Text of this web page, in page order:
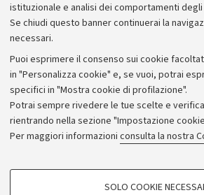
istituzionale e analisi dei comportamenti
Se chiudi questo banner continuerai la
necessari.
Puoi esprimere il consenso sui cookie
in "Personalizza cookie" e, se vuoi, potrai
specifici in "Mostra cookie di profilazione".
Potrai sempre rivedere le tue scelte e
rientrando nella sezione "Impostazione
Per maggiori informazioni consulta la nostra
COOKIE DI PROFILAZIONE -
SOLO COOKIE
Archivio
Comunicati stampa
Redazione
Rassegna stampa